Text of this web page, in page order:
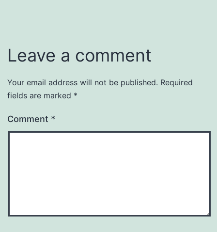
Leave a comment
Your email address will not be published. Required
fields are marked *
Comment *